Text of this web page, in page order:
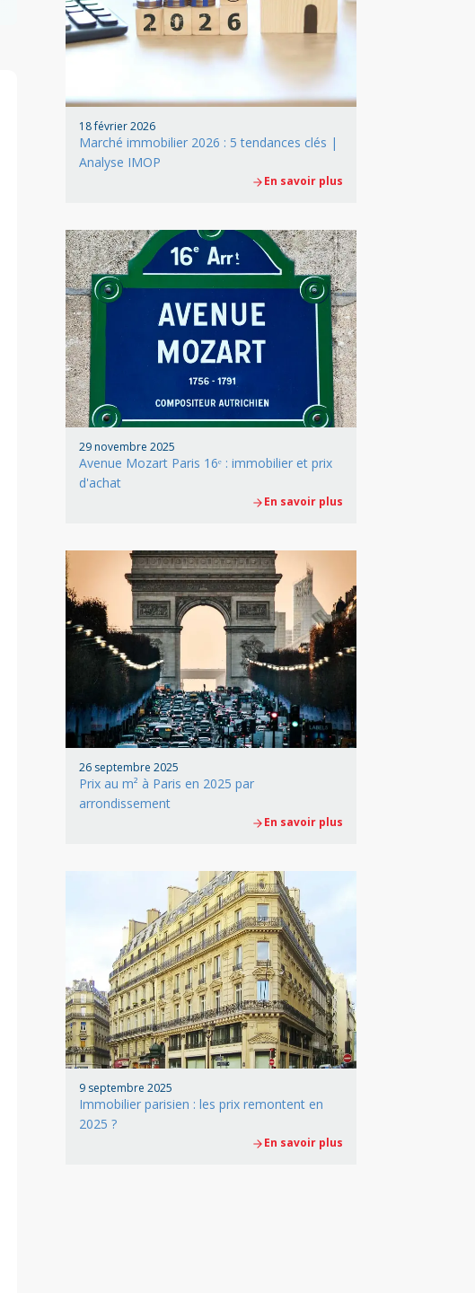
18 février 2026
Marché immobilier 2026 : 5 tendances clés |
Analyse IMOP
En savoir plus
29 novembre 2025
Avenue Mozart Paris 16ᵉ : immobilier et prix
d'achat
En savoir plus
26 septembre 2025
Prix au m² à Paris en 2025 par
arrondissement
En savoir plus
9 septembre 2025
Immobilier parisien : les prix remontent en
2025 ?
En savoir plus